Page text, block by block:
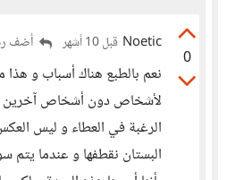
0
Noetic قبل 10 أشهر أضف
نعم بالطبع هناك أسباب و هذا
لأشخاص دون أشخاص آخرين
الرغبة في العطاء و ليس
البستان نقطفها و عندما